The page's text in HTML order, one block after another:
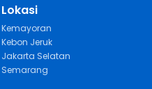
Lokasi
Kemayoran
Kebon Jeruk
Jakarta Selatan
Semarang